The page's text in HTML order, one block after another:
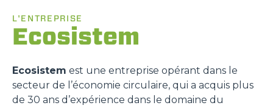
L'ENTREPRISE
Ecosistem
Ecosistem est une entreprise opérant dans le
secteur de l’économie circulaire, qui a acquis plus
de 30 ans d’expérience dans le domaine du